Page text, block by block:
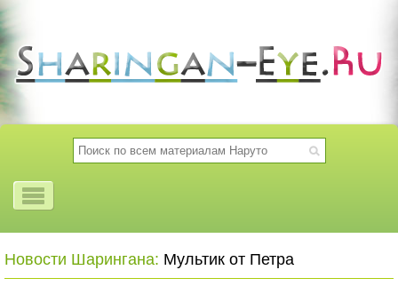
Новости Шарингана: Мультик от Петра